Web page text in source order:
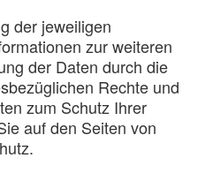
der jeweiligen
zur weiteren
der Daten durch die
Rechte und
zum Schutz Ihrer
auf den Seiten von